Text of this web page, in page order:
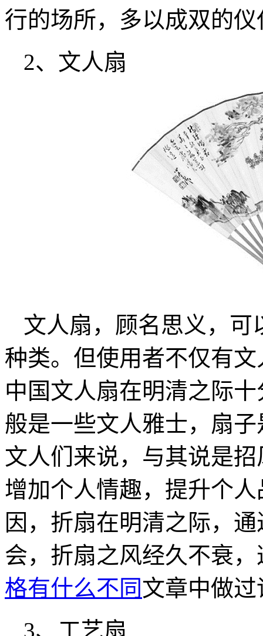
行的场所，多以成双的
2、文人扇
文人扇，顾名思义，
种类。但使用者不仅有
中国文人扇在明清之际
般是一些文人雅士，扇
文人们来说，与其说是
增加个人情趣，提升个
因，折扇在明清之际，
会，折扇之风经久不衰
格有什么不同文章中做
3、工艺扇